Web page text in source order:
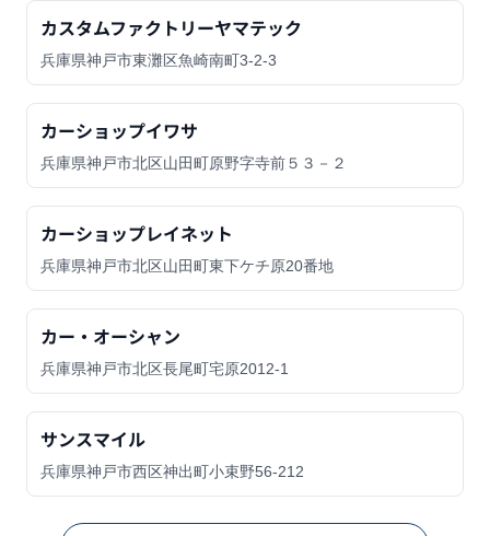
カスタムファクトリーヤマテック
兵庫県神戸市東灘区魚崎南町3-2-3
カーショップイワサ
兵庫県神戸市北区山田町原野字寺前５３－２
カーショップレイネット
兵庫県神戸市北区山田町東下ケチ原20番地
カー・オーシャン
兵庫県神戸市北区長尾町宅原2012-1
サンスマイル
兵庫県神戸市西区神出町小束野56-212